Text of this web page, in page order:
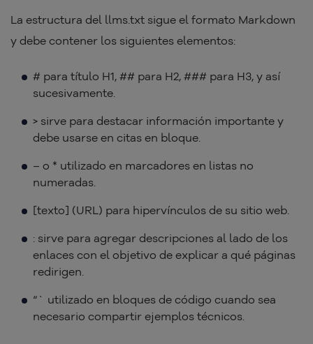
La estructura del llms.txt sigue el formato Markdown
y debe contener los siguientes elementos:
# para título H1, ## para H2, ### para H3, y así
sucesivamente.
> sirve para destacar información importante y
debe usarse en citas en bloque.
– o * utilizado en marcadores en listas no
numeradas.
[texto] (URL) para hipervínculos de su sitio web.
: sirve para agregar descripciones al lado de los
enlaces con el objetivo de explicar a qué páginas
redirigen.
“` utilizado en bloques de código cuando sea
necesario compartir ejemplos técnicos.